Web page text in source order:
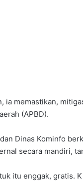
ia memastikan,
(APBD).
Dinas Kominfo
secara mandiri,
itu enggak, gratis.